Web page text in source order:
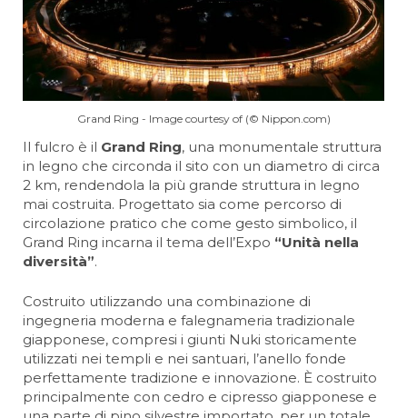
Grand Ring - Image courtesy of (© Nippon.com)
Il fulcro è il Grand Ring, una monumentale struttura
in legno che circonda il sito con un diametro di circa
2 km, rendendola la più grande struttura in legno
mai costruita. Progettato sia come percorso di
circolazione pratico che come gesto simbolico, il
Grand Ring incarna il tema dell’Expo “Unità nella
diversità”.
Costruito utilizzando una combinazione di
ingegneria moderna e falegnameria tradizionale
giapponese, compresi i giunti Nuki storicamente
utilizzati nei templi e nei santuari, l’anello fonde
perfettamente tradizione e innovazione. È costruito
principalmente con cedro e cipresso giapponese e